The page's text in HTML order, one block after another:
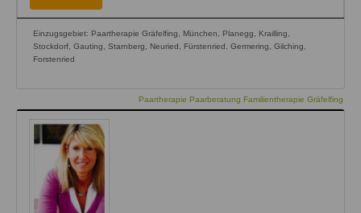
Einzugsgebiet: Paartherapie Gräfelfing, München, Planegg, Krailling,
Stockdorf, Gauting, Starnberg, Neuried, Fürstenried, Germering, Gilching,
Forstenried
Paartherapie Paarberatung Familientherapie Gräfelfing